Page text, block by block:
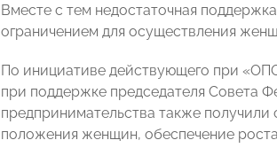
Вместе с тем недостаточная
ограничением для осуществления
По инициативе действующего при
при поддержке председателя Совета
предпринимательства также
положения женщин, обеспечение